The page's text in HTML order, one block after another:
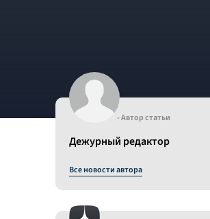
- Автор статьи
Дежурный редактор
Все новости автора